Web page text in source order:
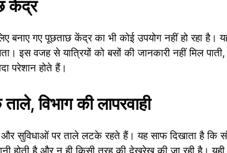
केंद्र
बनाए गए पूछताछ केंद्र का भी कोई उपयोग नहीं हो रहा
इस वजह से यात्रियों को बसों की जानकारी नहीं मिल
परेशान होते हैं।
विभाग की लापरवाही
पर ताले लटके रहते हैं। यह साफ दिखाता है कि
होती है और न ही किसी तरह की देखरेख की जा रही है।